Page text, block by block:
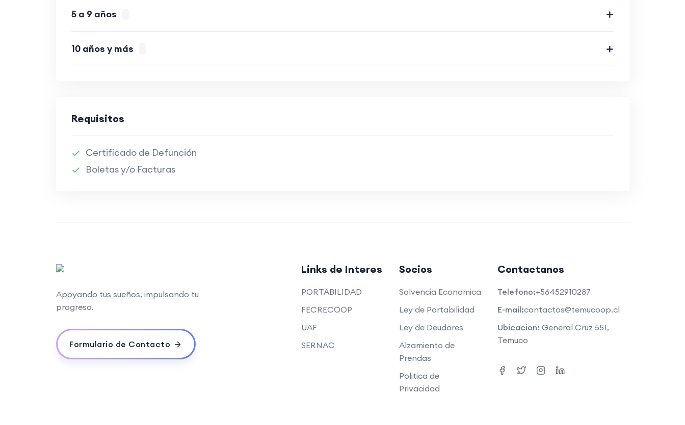
5 a 9 años
10 años y más
Requisitos
Certificado de Defunción
Boletas y/o Facturas
Apoyando tus sueños, impulsando tu
progreso.
Formulario de Contacto
Links de Interes
PORTABILIDAD
FECRECOOP
UAF
SERNAC
Socios
Solvencia Economica
Ley de Portabilidad
Ley de Deudores
Alzamiento de
Prendas
Politica de
Privacidad
Contactanos
Telefono:+56452910287
E-mail:contactos@temucoop.cl
Ubicacion: General Cruz 551,
Temuco